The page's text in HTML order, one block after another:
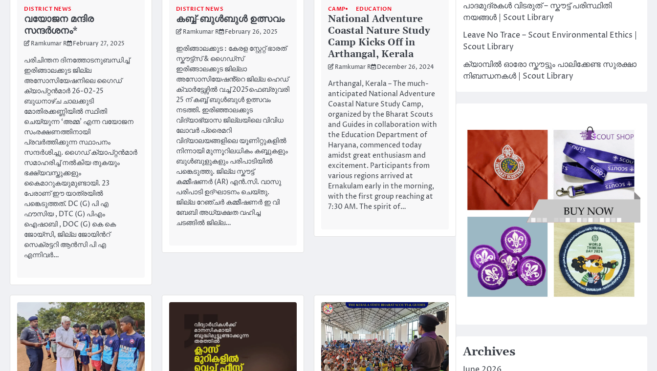
DISTRICT NEWS
വയോജന മന്ദിര
സന്ദർശനം*
Ramkumar R February 27, 2025
പരിചിന്തന ദിനത്തോടനുബന്ധിച്ച്
ഇരിങ്ങാലക്കുട ജില്ല
അസോസിയേഷനിലെ ഗൈഡ്
ക്യാപ്റ്റൻമാർ 26-02-25
ബുധനാഴ്ച ചാലക്കുടി
മോതിരക്കണ്ണിയിൽ സ്ഥിതി
ചെയ്യുന്ന ‘അമ്മ’ എന്ന വയോജന
സംരക്ഷണത്തിനായി
പ്രവർത്തിക്കുന്ന സ്ഥാപനം
സന്ദർശിച്ചു. ഗൈഡ് ക്യാപ്റ്റൻമാർ
സമാഹരിച്ച് നൽകിയ തുകയും
ഭക്ഷ്യവസ്തുക്കളും
കൈമാറുകയുമുണ്ടായി. 23
പേരാണ് ഈ യാത്രയിൽ
പങ്കെടുത്തത്. DC (G) പി എ
ഫൗസിയ , DTC (G) പിഎം
ഐഷാബി , DOC (G) കെ കെ
ജോയ്സി, ജില്ല ജോയിൻറ്
സെക്രട്ടറി ആൻസി പി എ
എന്നിവർ…
DISTRICT NEWS
കബ്ബ്-ബുൾബുൾ ഉത്സവം
Ramkumar R February 26, 2025
ഇരിങ്ങാലക്കുട : കേരള സ്റ്റേറ്റ് ഭാരത്
സ്കൗട്ട്സ് & ഗൈഡ്സ്
ഇരിങ്ങാലക്കുട ജില്ലാ
അസോസിയേഷൻ്റെ ജില്ല ഹെഡ്
ക്വാർട്ടേഴ്സിൽ വച്ച് 2025ഫെബ്രുവരി
25 ന് കബ്ബ് ബുൾബുൾ ഉത്സവം
നടത്തി. ഇരിഞ്ഞാലക്കുട
വിദ്യാഭ്യാസ ജില്ലയിലെ വിവിധ
ലോവർ പ്രൈമറി
വിദ്യാലയങ്ങളിലെ യൂണിറ്റുകളിൽ
നിന്നായി മുന്നൂറിലധികം കബ്ബുകളും
ബുൾബുളുകളും പരിപാടിയിൽ
പങ്കെടുത്തു. ജില്ല സ്കൗട്ട്
കമ്മീഷണർ (AR) എൻ.സി. വാസു
പരിപാടി ഉദ്ഘാടനം ചെയ്തു.
ജില്ല റേഞ്ചർ കമ്മീഷണർ ഇ വി
ബേബി അധ്യക്ഷത വഹിച്ച
ചടങ്ങിൽ ജില്ല…
CAMP EDUCATION
National Adventure
Coastal Nature Study
Camp Kicks Off in
Arthangal, Kerala
Ramkumar R December 26, 2024
Arthangal, Kerala – The much-
anticipated National Adventure
Coastal Nature Study Camp,
organized by the Bharat Scouts
and Guides in collaboration with
the Education Department of
Haryana, commenced today
amidst great enthusiasm and
excitement. Participants from
various regions arrived at
Ernakulam early in the morning,
with the first group reaching at
7:30 AM. The spirit of…
പാദമുദ്രകൾ വിടരുത് – സ്കൗട്ട് പരിസ്ഥിതി
നയങ്ങൾ | Scout Library
Leave No Trace – Scout Environmental Ethics |
Scout Library
ക്യാമ്പിൽ ഓരോ സ്കൗട്ടും പാലിക്കേണ്ട സുരക്ഷാ
നിബന്ധനകൾ | Scout Library
Archives